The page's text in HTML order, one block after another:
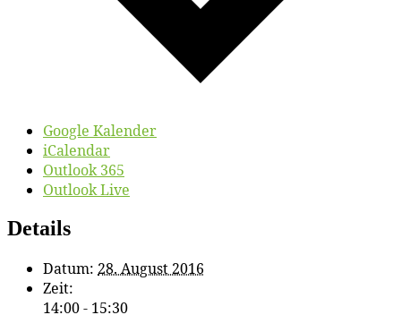
Google Kalender
iCalendar
Outlook 365
Outlook Live
Details
Datum: 28. August 2016
Zeit:
14:00 - 15:30